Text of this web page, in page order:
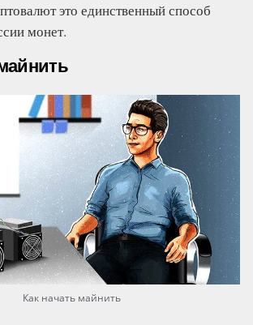
это единственный способ
монет.
Как начать майнить